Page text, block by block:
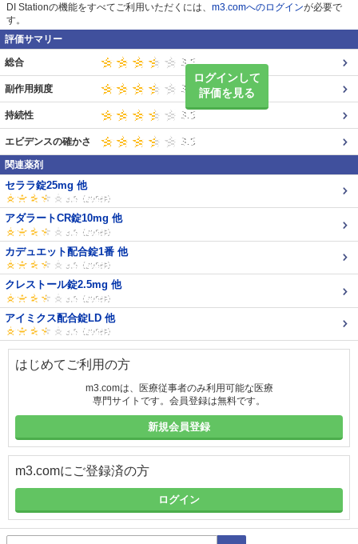
DI Stationの機能をすべてご利用いただくには、 m3.comへのログインが必要で
す。
評価サマリー
ログインして
評価を見る
総合
副作用頻度
持続性
エビデンスの確かさ
関連薬剤
セララ錠25mg 他
アダラートCR錠10mg 他
カデュエット配合錠1番 他
クレストール錠2.5mg 他
アイミクス配合錠LD 他
はじめてご利用の方
m3.comは、医療従事者のみ利用可能な医療
専門サイトです。会員登録は無料です。
新規会員登録
m3.comにご登録済の方
ログイン